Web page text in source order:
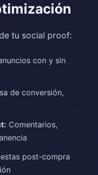
tu social proof:
con y sin
de conversión,
Comentarios,
post-compra